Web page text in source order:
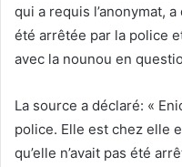
qui a requis l’anonymat,
été arrêtée par la police
avec la nounou en
La source a déclaré: «
police. Elle est chez elle
qu’elle n’avait pas été